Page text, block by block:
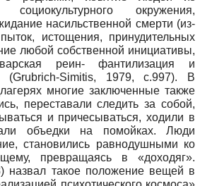
социокультурного окружения,
насильственной смерти (из-
истощения, принудительных
любой собственной инициативы,
реин- фантилизация и
(Grubrich-Simitis, 1979, с.997). В
многие заключенные также
переставали следить за собой,
и причесываться, ходили в
объедки на помойках. Люди
становились равнодушными ко
превращаясь в «доходяг».
назвал такое положение вещей в